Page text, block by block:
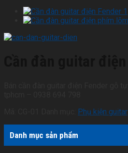
Phụ kiện guitar
Danh mục sản phẩm